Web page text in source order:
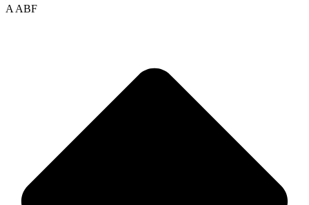
A ABF